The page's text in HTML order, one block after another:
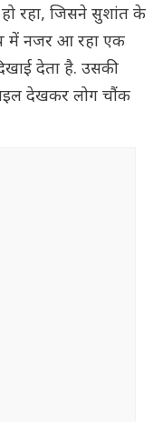
रहा, जिसने सुशांत के
में नजर आ रहा एक
देता है. उसकी
देखकर लोग चौंक